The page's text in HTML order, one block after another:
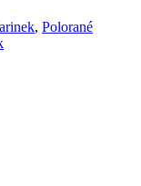
, Polorané